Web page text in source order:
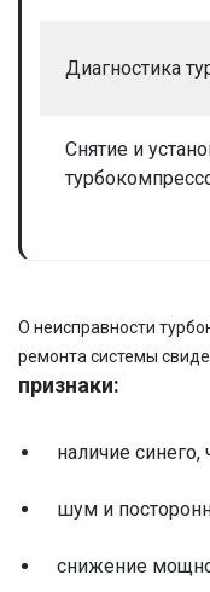
Диагностика
Снятие и
О неисправности
ремонта системы
признаки:
наличие
шум и
снижение